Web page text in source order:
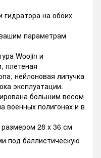
гидратора на обоих
параметрам
Woojin и
плетеная
нейлоновая липучка
эксплуатации.
большим весом
военных полигонах и в
28 х 36 см
под баллистическую